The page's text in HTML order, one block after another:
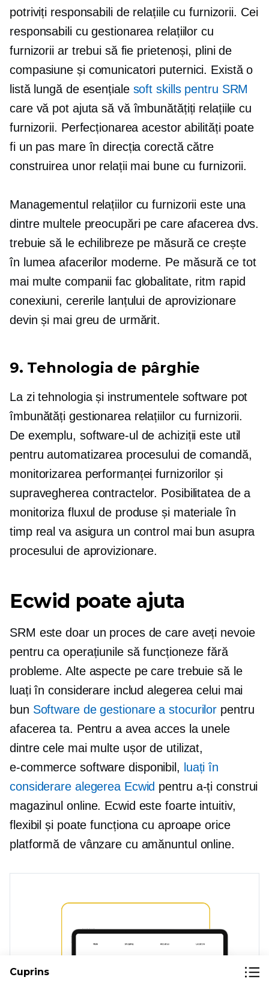
potriviți responsabili de relațiile cu furnizorii. Cei
responsabili cu gestionarea relațiilor cu
furnizorii ar trebui să fie prietenoși, plini de
compasiune și comunicatori puternici. Există o
listă lungă de esențiale soft skills pentru SRM
care vă pot ajuta să vă îmbunătățiți relațiile cu
furnizorii. Perfecționarea acestor abilități poate
fi un pas mare în direcția corectă către
construirea unor relații mai bune cu furnizorii.
Managementul relațiilor cu furnizorii este una
dintre multele preocupări pe care afacerea dvs.
trebuie să le echilibreze pe măsură ce crește
în lumea afacerilor moderne. Pe măsură ce tot
mai multe companii fac globalitate, ritm rapid
conexiuni, cererile lanțului de aprovizionare
devin și mai greu de urmărit.
9. Tehnologia de pârghie
La zitehnologia și instrumentele software pot
îmbunătăți gestionarea relațiilor cu furnizorii.
De exemplu, software-ul de achiziții este util
pentru automatizarea procesului de comandă,
monitorizarea performanței furnizorilor și
supravegherea contractelor. Posibilitatea de a
monitoriza fluxul de produse și materiale în
timp real va asigura un control mai bun asupra
procesului de aprovizionare.
Ecwid poate ajuta
SRM este doar un proces de care aveți nevoie
pentru ca operațiunile să funcționeze fără
probleme. Alte aspecte pe care trebuie să le
luați în considerare includ alegerea celui mai
bun Software de gestionare a stocurilor pentru
afacerea ta. Pentru a avea acces la unele
dintre cele mai multe ușor de utilizat,
e-commerce software disponibil, luați în
considerare alegerea Ecwid pentru a-ți construi
magazinul online. Ecwid este foarte intuitiv,
flexibil și poate funcționa cu aproape orice
platformă de vânzare cu amănuntul online.
Cuprins